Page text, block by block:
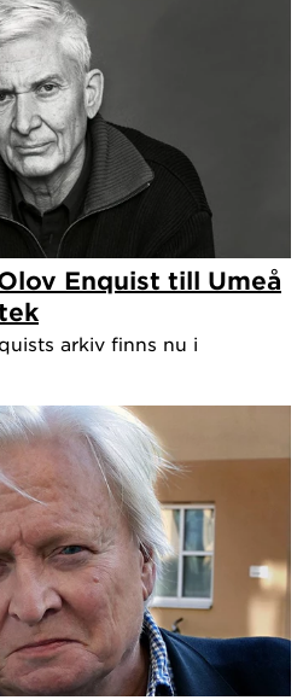
Enquist till Umeå
arkiv finns nu i